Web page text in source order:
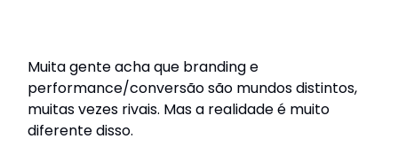
Muita gente acha que branding e
performance/conversão são mundos distintos,
muitas vezes rivais. Mas a realidade é muito
diferente disso.